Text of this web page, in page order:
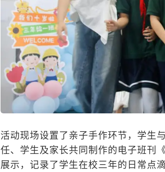
活动现场设置了亲子手作环节，学生
任、学生及家长共同制作的电子班刊
展示，记录了学生在校三年的日常点